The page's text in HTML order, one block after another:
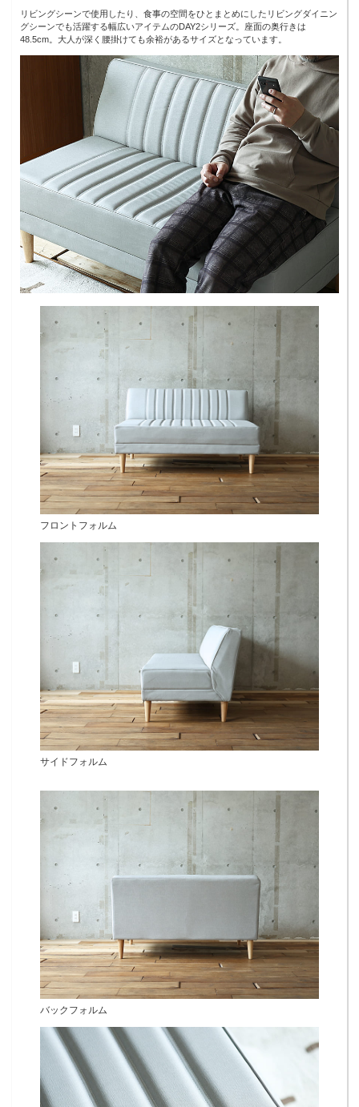
リビングシーンで使用したり、食事の空間をひとまとめにしたリビングダイニン
グシーンでも活躍する幅広いアイテムのDAY2シリーズ。座面の奥行きは
48.5cm。大人が深く腰掛けても余裕があるサイズとなっています。
フロントフォルム
サイドフォルム
バックフォルム